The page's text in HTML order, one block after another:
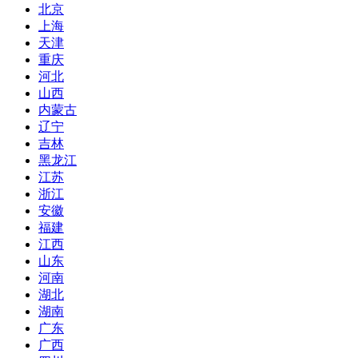
北京
上海
天津
重庆
河北
山西
内蒙古
辽宁
吉林
黑龙江
江苏
浙江
安徽
福建
江西
山东
河南
湖北
湖南
广东
广西